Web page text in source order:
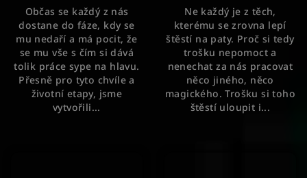
z
5
hvězdiček.
Občas se každý z nás
dostane do fáze, kdy se
mu nedaří a má pocit, že
se mu vše s čím si dává
tolik práce sype na hlavu.
Přesně pro tyto chvíle a
životní etapy, jsme
vytvořili...
z
5
hvězdiček.
Ne každý je z těch,
kterému se zrovna lepí
štěstí na paty. Proč si tedy
trošku nepomoct a
nenechat za nás pracovat
něco jiného, něco
magického. Trošku si toho
štěstí uloupit i...